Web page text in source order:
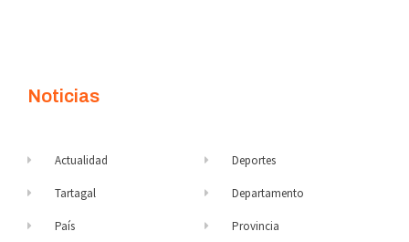
Noticias
Actualidad
Tartagal
País
Deportes
Departamento
Provincia